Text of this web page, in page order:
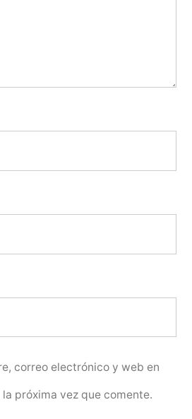
correo electrónico y web en
próxima vez que comente.